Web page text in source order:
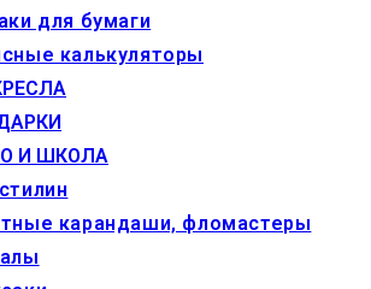
для бумаги
калькуляторы
И ШКОЛА
карандаши, фломастеры